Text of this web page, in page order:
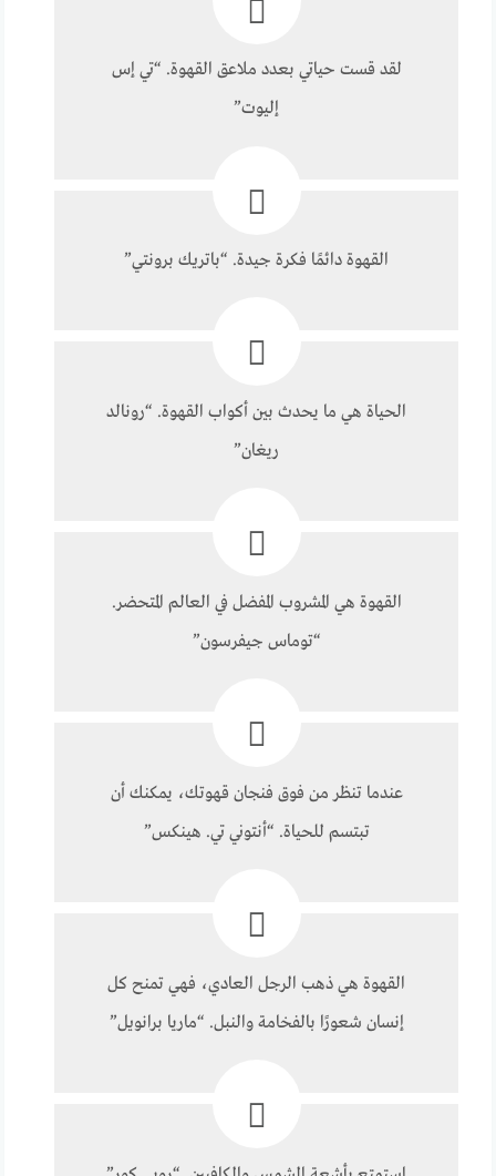
لقد قست حياتي بعدد ملاعق القهوة. “تي إس
إليوت”
القهوة دائمًا فكرة جيدة. “باتريك برونتي”
الحياة هي ما يحدث بين أكواب القهوة. “رونالد
ريغان”
القهوة هي المشروب المفضل في العالم المتحضر.
“توماس جيفرسون”
عندما تنظر من فوق فنجان قهوتك، يمكنك أن
تبتسم للحياة. “أنتوني تي. هينكس”
القهوة هي ذهب الرجل العادي، فهي تمنح كل
إنسان شعورًا بالفخامة والنبل. “ماريا برانويل”